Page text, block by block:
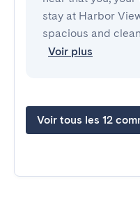
stay at Harbor
spacious and
Voir plus
Voir tous les 12